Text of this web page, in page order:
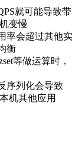
就可能导致带
变慢
率会超过其他实
衡
等做运算时，
序列化会导致
机其他应用